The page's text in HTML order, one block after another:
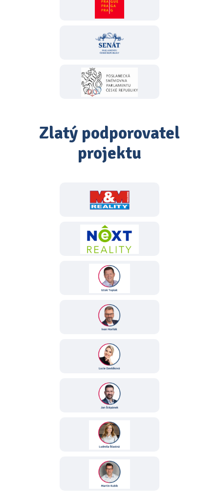
Zlatý podporovatel
projektu